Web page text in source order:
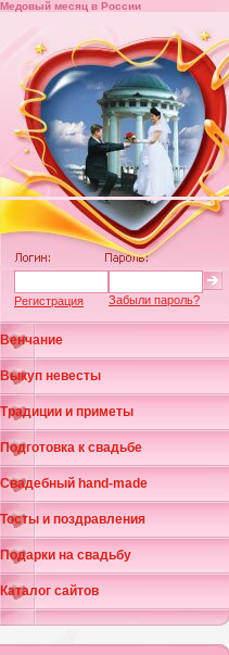
Медовый месяц в России
Регистрация Забыли пароль?
Венчание
Выкуп невесты
Традиции и приметы
Подготовка к свадьбе
Свадебный hand-made
Тосты и поздравления
Подарки на свадьбу
Каталог сайтов